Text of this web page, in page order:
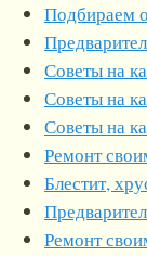
Подбираем
Советы на
Советы на
Советы на
Ремонт
Блестит,
Ремонт